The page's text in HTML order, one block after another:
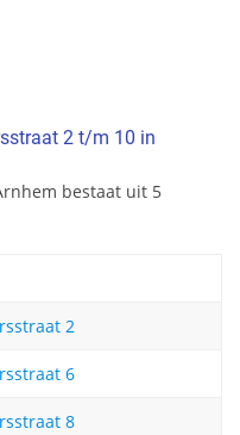
2 t/m 10 in
bestaat uit 5
2
6
8